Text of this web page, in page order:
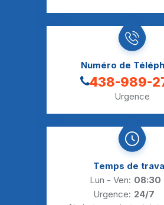
Numéro de
438-989-
Urgence
Temps de
Lun - Ven: 08:30
Urgence: 24/7